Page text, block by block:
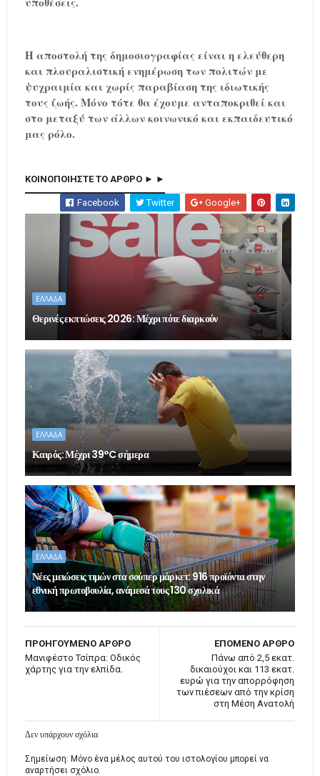
Η αποστολή της δημοσιογραφίας είναι η ελεύθερη
και πλουραλιστική ενημέρωση των πολιτών με
ψυχραιμία και χωρίς παραβίαση της ιδιωτικής
τους ζωής. Μόνο τότε θα έχουμε ανταποκριθεί και
στο μεταξύ των άλλων κοινωνικό και εκπαιδευτικό
μας ρόλο.
ΚΟΙΝΟΠΟΙΗΣΤΕ ΤΟ ΑΡΘΡΟ ► ►
Facebook Twitter Google+
ΕΛΛΑΔΑ
Θερινές εκπτώσεις 2026: Μέχρι πότε διαρκούν
ΕΛΛΑΔΑ
Καιρός: Μέχρι 39°C σήμερα
ΕΛΛΑΔΑ
Νέες μειώσεις τιμών στα σούπερ μάρκετ: 916 προϊόντα στην
εθνική πρωτοβουλία, ανάμεσά τους 130 σχολικά
ΕΠΟΜΕΝΟ ΑΡΘΡΟ
Πάνω από 2,5 εκατ.
δικαιούχοι και 113 εκατ.
ευρώ για την απορρόφηση
των πιέσεων από την κρίση
στη Μέση Ανατολή
ΠΡΟΗΓΟΥΜΕΝΟ ΑΡΘΡΟ
Μανιφέστο Τσίπρα: Οδικός
χάρτης για την ελπίδα.
Δεν υπάρχουν σχόλια
Σημείωση: Μόνο ένα μέλος αυτού του ιστολογίου μπορεί να
αναρτήσει σχόλιο.